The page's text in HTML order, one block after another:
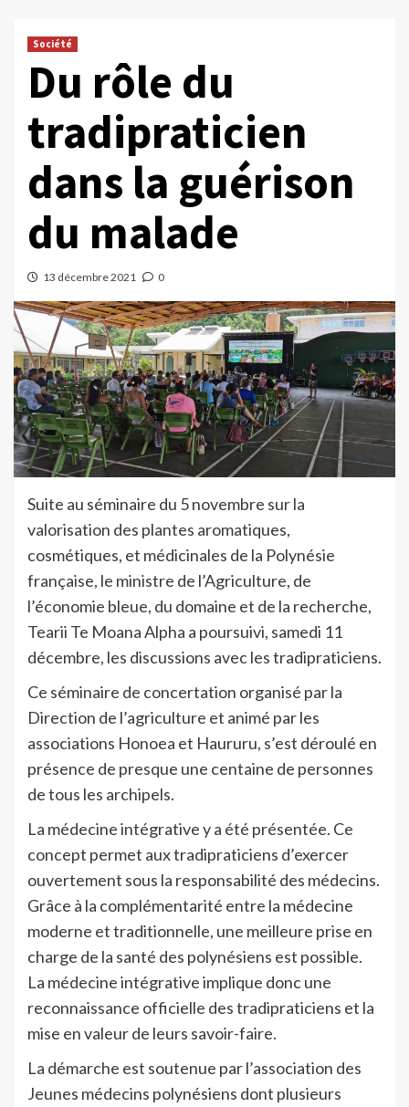
Société
Du rôle du
tradipraticien
dans la guérison
du malade
13 décembre 2021 0
Suite au séminaire du 5 novembre sur la
valorisation des plantes aromatiques,
cosmétiques, et médicinales de la Polynésie
française, le ministre de l’Agriculture, de
l’économie bleue, du domaine et de la recherche,
Tearii Te Moana Alpha a poursuivi, samedi 11
décembre, les discussions avec les tradipraticiens.
Ce séminaire de concertation organisé par la
Direction de l’agriculture et animé par les
associations Honoea et Haururu, s’est déroulé en
présence de presque une centaine de personnes
de tous les archipels.
La médecine intégrative y a été présentée. Ce
concept permet aux tradipraticiens d’exercer
ouvertement sous la responsabilité des médecins.
Grâce à la complémentarité entre la médecine
moderne et traditionnelle, une meilleure prise en
charge de la santé des polynésiens est possible.
La médecine intégrative implique donc une
reconnaissance officielle des tradipraticiens et la
mise en valeur de leurs savoir-faire.
La démarche est soutenue par l’association des
Jeunes médecins polynésiens dont plusieurs